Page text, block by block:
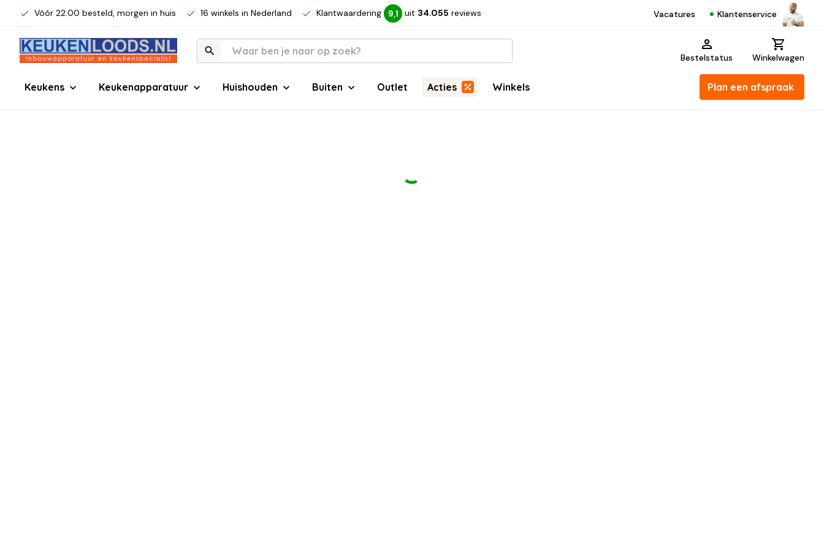
Vóór 22:00 besteld, morgen in huis 16 winkels in Nederland Klantwaardering 9,1 uit 34.055 reviews Vacatures Klantenservice
Bestelstatus Winkelwagen
Keukens Keukenapparatuur Huishouden Buiten Outlet Acties Winkels Plan een afspraak